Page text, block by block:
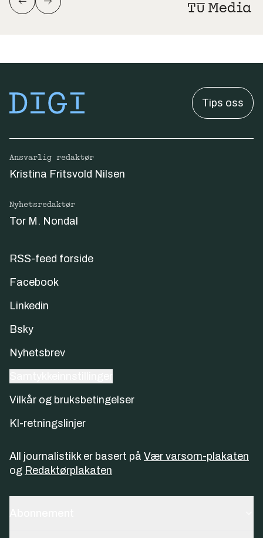
Tips oss
Ansvarlig redaktør
Kristina Fritsvold Nilsen
Nyhetsredaktør
Tor M. Nondal
RSS-feed forside
Facebook
Linkedin
Bsky
Nyhetsbrev
Vilkår og bruksbetingelser
KI-retningslinjer
All journalistikk er basert på Vær varsom-plakaten
og Redaktørplakaten